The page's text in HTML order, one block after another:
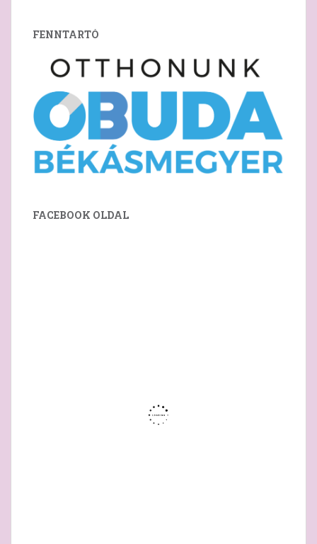
FENNTARTÓ
FACEBOOK OLDAL